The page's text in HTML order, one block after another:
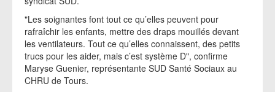
"Les soignantes font tout ce qu’elles peuvent pour
rafraîchir les enfants, mettre des draps mouillés devant
les ventilateurs. Tout ce qu’elles connaissent, des petits
trucs pour les aider, mais c’est système D", confirme
Maryse Guenier, représentante SUD Santé Sociaux au
CHRU de Tours.